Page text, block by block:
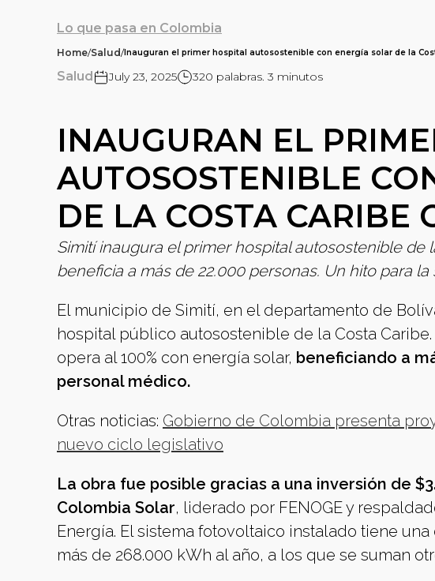
Lo que pasa en Colombia
Home/Salud/Inauguran el primer hospital autosostenible con energía solar de la
Salud July 23, 2025 320 palabras. 3 minutos
INAUGURAN EL
AUTOSOSTENIBLE
DE LA COSTA CARIBE
Simití inaugura el primer hospital autosostenible de
beneficia a más de 22.000 personas. Un hito para la
El municipio de Simití, en el departamento de
hospital público autosostenible de la Costa
opera al 100% con energía solar, beneficiando a
personal médico.
Otras noticias: Gobierno de Colombia presenta
nuevo ciclo legislativo
La obra fue posible gracias a una inversión de
Colombia Solar, liderado por FENOGE y
Energía. El sistema fotovoltaico instalado tiene
más de 268.000 kWh al año, a los que se suman